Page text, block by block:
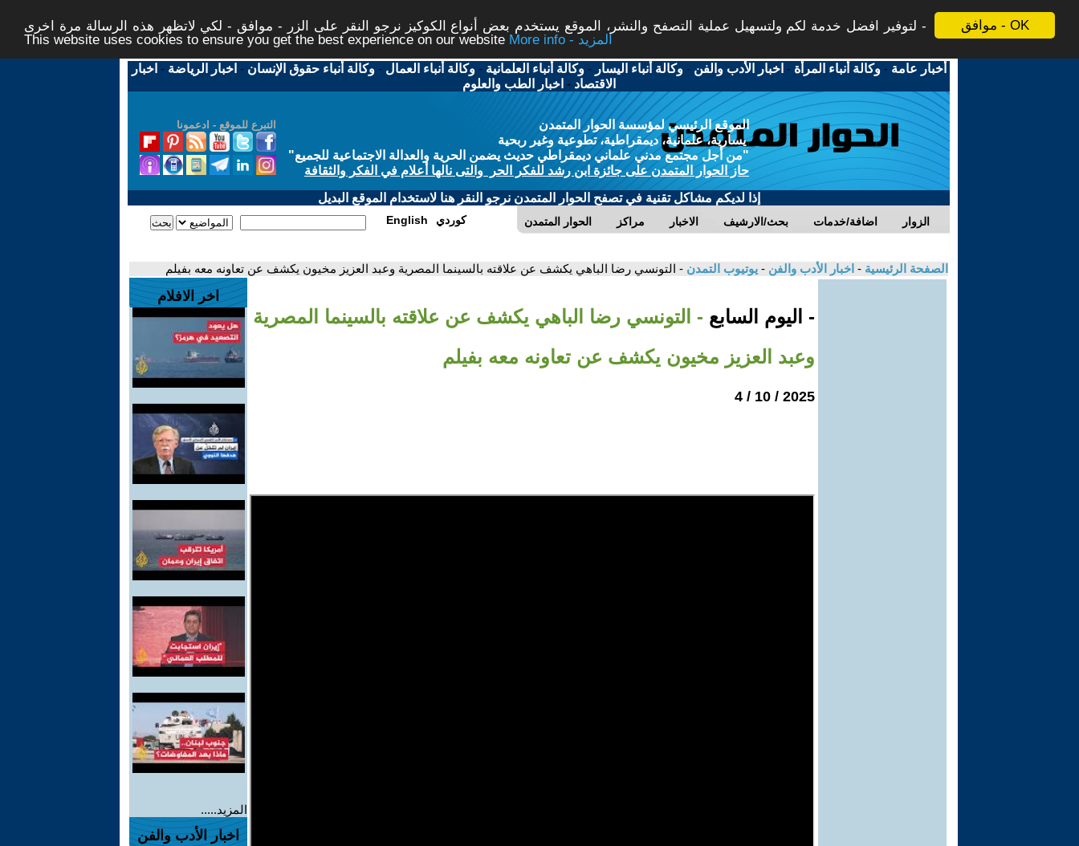
موافق - OK
لتوفير افضل خدمة لكم ولتسهيل عملية التصفح والنشر، الموقع يستخدم بعض أنواع الكوكيز نرجو النقر على الزر - موافق - لكي لاتظهر هذه الرسالة مرة اخرى -
This website uses cookies to ensure you get the best experience on our website
More info - المزيد
أخبار عامة -وكالة أنباء المرأة - اخبار الأدب والفن -وكالة أنباء اليسار -وكالة أنباء العلمانية -وكالة أنباء العمال -وكالة أنباء حقوق الإنسان - اخبار الرياضة - اخبار
الاقتصاد - اخبار الطب والعلوم
التبرع للموقع - ادعمونا
الموقع الرئيسي لمؤسسة الحوار المتمدن
يسارية، علمانية، ديمقراطية، تطوعية وغير ربحية
"من أجل مجتمع مدني علماني ديمقراطي حديث يضمن الحرية والعدالة الاجتماعية للجميع"
حاز الحوار المتمدن على جائزة ابن رشد للفكر الحر والتى نالها أعلام في الفكر والثقافة
إذا لديكم مشاكل تقنية في تصفح الحوار المتمدن نرجو النقر هنا لاستخدام الموقع البديل
الحوار المتمدن مراكز الاخبار بحث/الارشيف اضافة/خدمات الزوار English كوردي
الصفحة الرئيسية - اخبار الأدب والفن - يوتيوب التمدن - التونسي رضا الباهي يكشف عن علاقته بالسينما المصرية وعبد العزيز مخيون يكشف عن تعاونه معه بفيلم
- اليوم السابع - التونسي رضا الباهي يكشف عن علاقته بالسينما المصرية
وعبد العزيز مخيون يكشف عن تعاونه معه بفيلم
2025 / 10 / 4
اخر الافلام
المزيد.....
اخبار الأدب والفن